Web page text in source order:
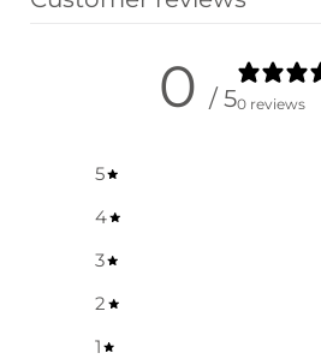
0 / 50 reviews
5
4
3
2
1